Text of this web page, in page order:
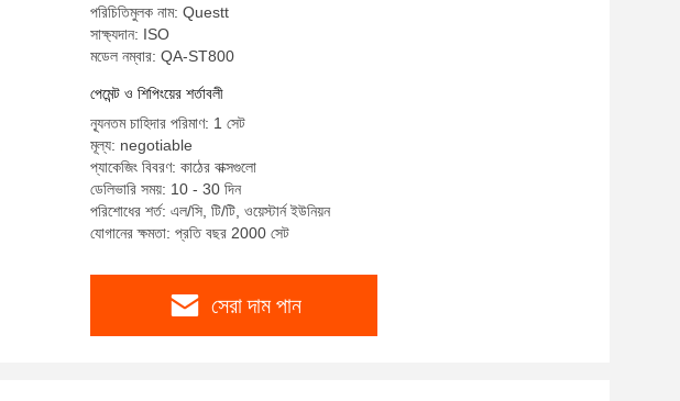
পরিচিতিমুলক নাম: Questt
সাক্ষ্যদান: ISO
মডেল নম্বার: QA-ST800
পেমেন্ট ও শিপিংয়ের শর্তাবলী
ন্যূনতম চাহিদার পরিমাণ: 1 সেট
মূল্য: negotiable
প্যাকেজিং বিবরণ: কাঠের বাক্সগুলো
ডেলিভারি সময়: 10 - 30 দিন
পরিশোধের শর্ত: এল/সি, টি/টি, ওয়েস্টার্ন ইউনিয়ন
যোগানের ক্ষমতা: প্রতি বছর 2000 সেট
সেরা দাম পান